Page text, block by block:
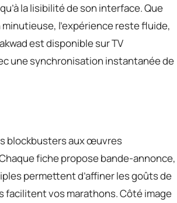
la lisibilité de son interface. Que
l’expérience reste fluide,
est disponible sur TV
une synchronisation instantanée de
blockbusters aux œuvres
fiche propose bande-annonce,
permettent d’affiner les goûts de
facilitent vos marathons. Côté image